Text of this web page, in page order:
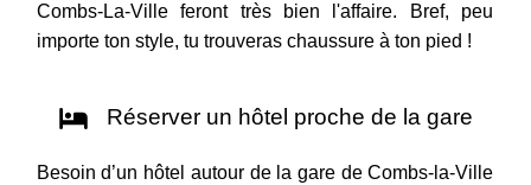
Combs-La-Ville feront très bien l'affaire. Bref, peu
importe ton style, tu trouveras chaussure à ton pied !
Réserver un hôtel proche de la gare
Besoin d’un hôtel autour de la gare de Combs-la-Ville